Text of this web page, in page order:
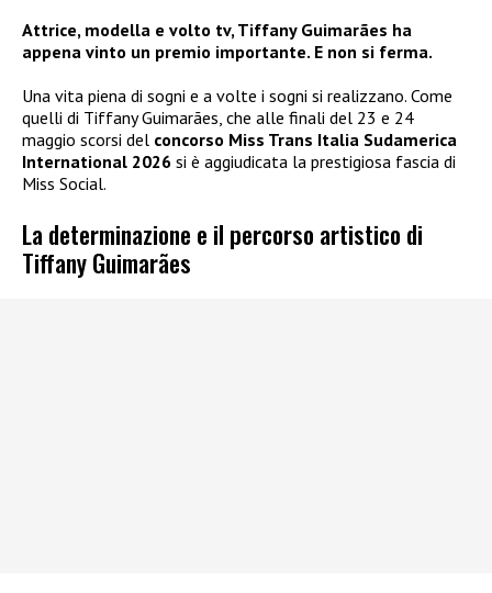
Attrice, modella e volto tv, Tiffany Guimarães ha
appena vinto un premio importante. E non si ferma.
Una vita piena di sogni e a volte i sogni si realizzano. Come
quelli di Tiffany Guimarães, che alle finali del 23 e 24
maggio scorsi del concorso Miss Trans Italia Sudamerica
International 2026 si è aggiudicata la prestigiosa fascia di
Miss Social.
La determinazione e il percorso artistico di
Tiffany Guimarães